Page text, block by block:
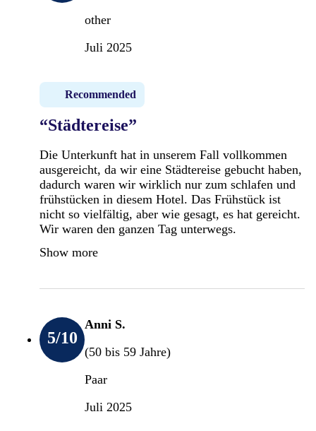
other
Juli 2025
Recommended
“Städtereise”
Die Unterkunft hat in unserem Fall vollkommen
ausgereicht, da wir eine Städtereise gebucht haben,
dadurch waren wir wirklich nur zum schlafen und
frühstücken in diesem Hotel. Das Frühstück ist
nicht so vielfältig, aber wie gesagt, es hat gereicht.
Wir waren den ganzen Tag unterwegs.
Show more
5/10
Anni S.
(50 bis 59 Jahre)
Paar
Juli 2025